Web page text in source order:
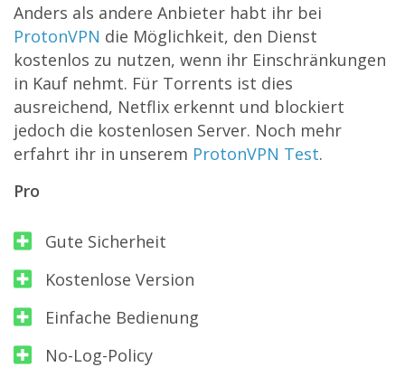
Anders als andere Anbieter habt ihr bei
ProtonVPN die Möglichkeit, den Dienst
kostenlos zu nutzen, wenn ihr Einschränkungen
in Kauf nehmt. Für Torrents ist dies
ausreichend, Netflix erkennt und blockiert
jedoch die kostenlosen Server. Noch mehr
erfahrt ihr in unserem ProtonVPN Test.
Pro
Gute Sicherheit
Kostenlose Version
Einfache Bedienung
No-Log-Policy